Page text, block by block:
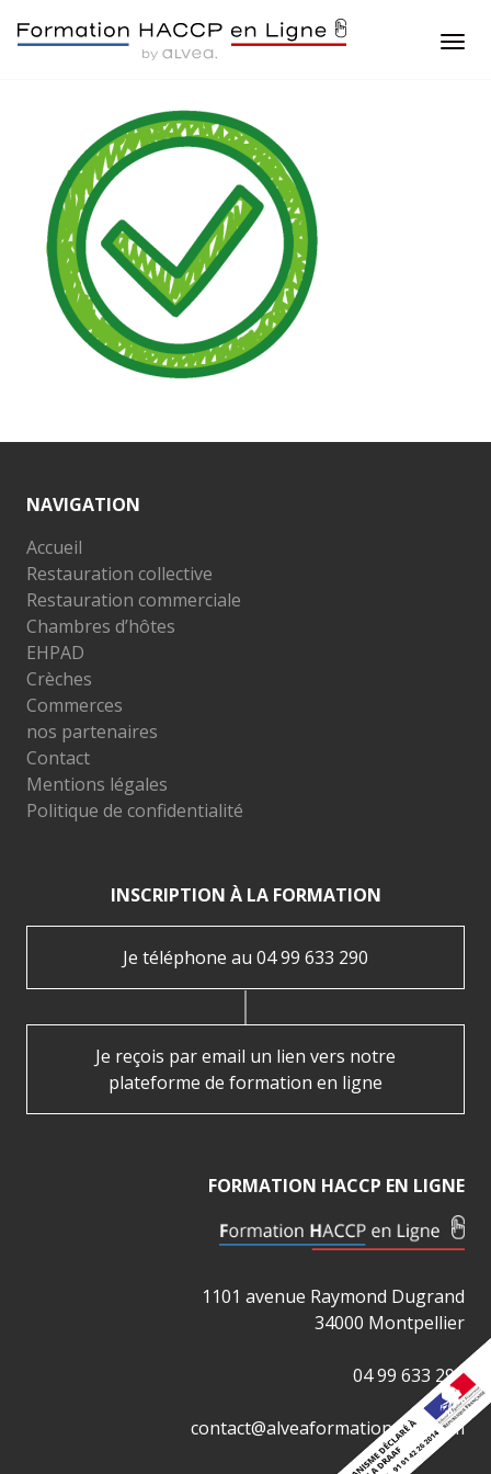
NAVIGATION
Accueil
Restauration collective
Restauration commerciale
Chambres d’hôtes
EHPAD
Crèches
Commerces
nos partenaires
Contact
Mentions légales
Politique de confidentialité
INSCRIPTION À LA FORMATION
Je téléphone au 04 99 633 290
Je reçois par email un lien vers notre
plateforme de formation en ligne
FORMATION HACCP EN LIGNE
1101 avenue Raymond Dugrand
34000 Montpellier
04 99 633 290
contact@alveaformation-ifac.com